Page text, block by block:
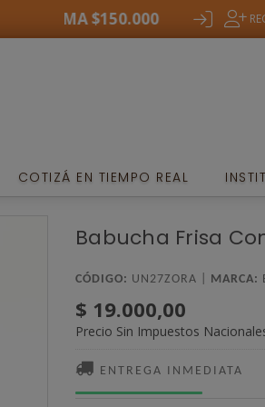
COTIZÁ EN TIEMPO REAL
MINIMA $150.000 COMPRA
Babucha Frisa
CÓDIGO: UN27ZORA | MARCA:
$ 19.000,00
Precio Sin Impuestos
ENTREGA INMEDIATA